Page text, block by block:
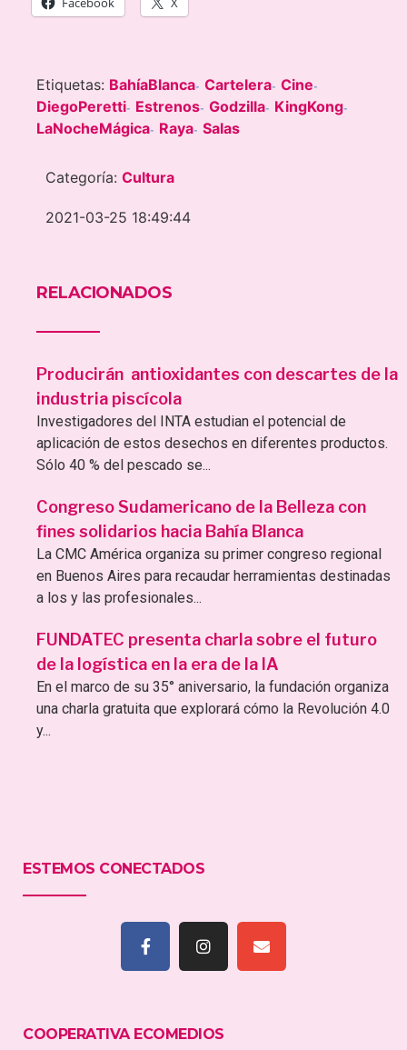
Etiquetas: BahíaBlanca- Cartelera- Cine-
DiegoPeretti- Estrenos- Godzilla- KingKong-
LaNocheMágica- Raya- Salas
Categoría: Cultura
2021-03-25 18:49:44
RELACIONADOS
Producirán antioxidantes con descartes de la
industria piscícola
Investigadores del INTA estudian el potencial de
aplicación de estos desechos en diferentes productos.
Sólo 40 % del pescado se...
Congreso Sudamericano de la Belleza con
fines solidarios hacia Bahía Blanca
La CMC América organiza su primer congreso regional
en Buenos Aires para recaudar herramientas destinadas
a los y las profesionales...
FUNDATEC presenta charla sobre el futuro
de la logística en la era de la IA
En el marco de su 35° aniversario, la fundación organiza
una charla gratuita que explorará cómo la Revolución 4.0
y...
ESTEMOS CONECTADOS
COOPERATIVA ECOMEDIOS